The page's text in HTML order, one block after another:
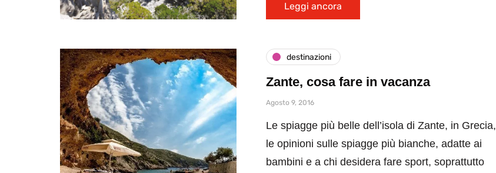
Leggi ancora
destinazioni
Zante, cosa fare in vacanza
Agosto 9, 2016
Le spiagge più belle dell’isola di Zante, in Grecia,
le opinioni sulle spiagge più bianche, adatte ai
bambini e a chi desidera fare sport, soprattutto